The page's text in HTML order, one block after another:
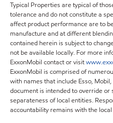
Typical Properties are typical of
tolerance and do not constitute a
affect product performance are to
manufacture and at different
contained herein is subject to
not be available locally. For more
ExxonMobil contact or visit
ExxonMobil is comprised of
with names that include Esso,
document is intended to override
separateness of local entities.
accountability remains with the